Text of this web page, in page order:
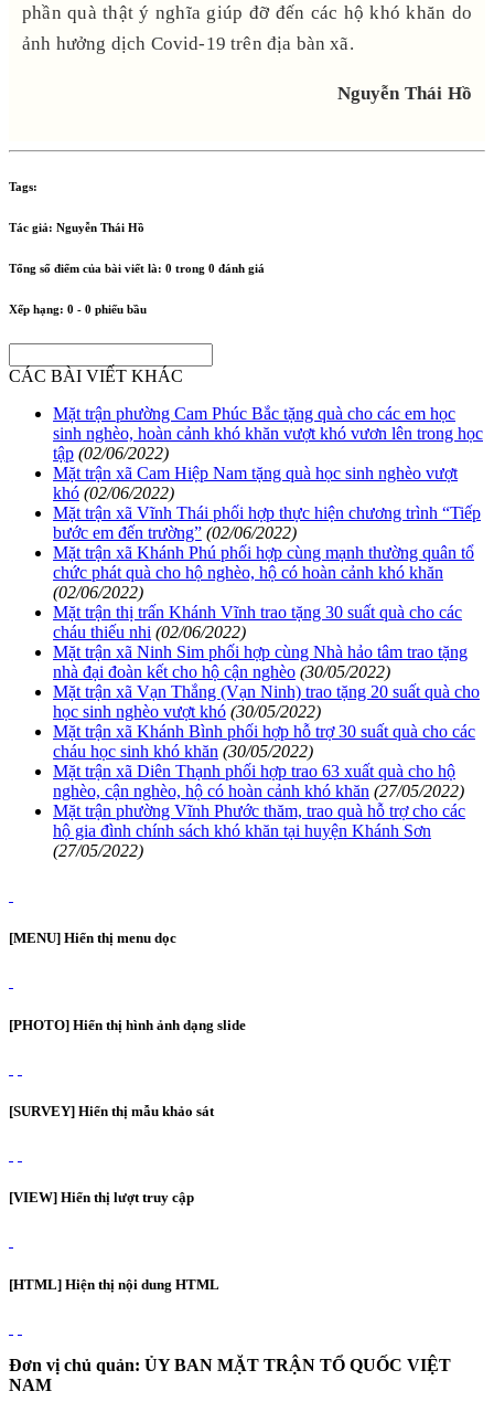
phần quà thật ý nghĩa giúp đỡ đến các hộ khó khăn do
ảnh hưởng dịch Covid-19 trên địa bàn xã.
Nguyễn Thái Hồ
Tags:
Tác giả: Nguyễn Thái Hồ
Tổng số điểm của bài viết là: 0 trong 0 đánh giá
Xếp hạng: 0 - 0 phiếu bầu
CÁC BÀI VIẾT KHÁC
Mặt trận phường Cam Phúc Bắc tặng quà cho các em học
sinh nghèo, hoàn cảnh khó khăn vượt khó vươn lên trong học
tập (02/06/2022)
Mặt trận xã Cam Hiệp Nam tặng quà học sinh nghèo vượt
khó (02/06/2022)
Mặt trận xã Vĩnh Thái phối hợp thực hiện chương trình “Tiếp
bước em đến trường” (02/06/2022)
Mặt trận xã Khánh Phú phối hợp cùng mạnh thường quân tổ
chức phát quà cho hộ nghèo, hộ có hoàn cảnh khó khăn
(02/06/2022)
Mặt trận thị trấn Khánh Vĩnh trao tặng 30 suất quà cho các
cháu thiếu nhi (02/06/2022)
Mặt trận xã Ninh Sim phối hợp cùng Nhà hảo tâm trao tặng
nhà đại đoàn kết cho hộ cận nghèo (30/05/2022)
Mặt trận xã Vạn Thắng (Vạn Ninh) trao tặng 20 suất quà cho
học sinh nghèo vượt khó (30/05/2022)
Mặt trận xã Khánh Bình phối hợp hỗ trợ 30 suất quà cho các
cháu học sinh khó khăn (30/05/2022)
Mặt trận xã Diên Thạnh phối hợp trao 63 xuất quà cho hộ
nghèo, cận nghèo, hộ có hoàn cảnh khó khăn (27/05/2022)
Mặt trận phường Vĩnh Phước thăm, trao quà hỗ trợ cho các
hộ gia đình chính sách khó khăn tại huyện Khánh Sơn
(27/05/2022)
[MENU] Hiển thị menu dọc
[PHOTO] Hiển thị hình ảnh dạng slide
[SURVEY] Hiển thị mẫu khảo sát
[VIEW] Hiển thị lượt truy cập
[HTML] Hiện thị nội dung HTML
Đơn vị chủ quản: ỦY BAN MẶT TRẬN TỔ QUỐC VIỆT
NAM